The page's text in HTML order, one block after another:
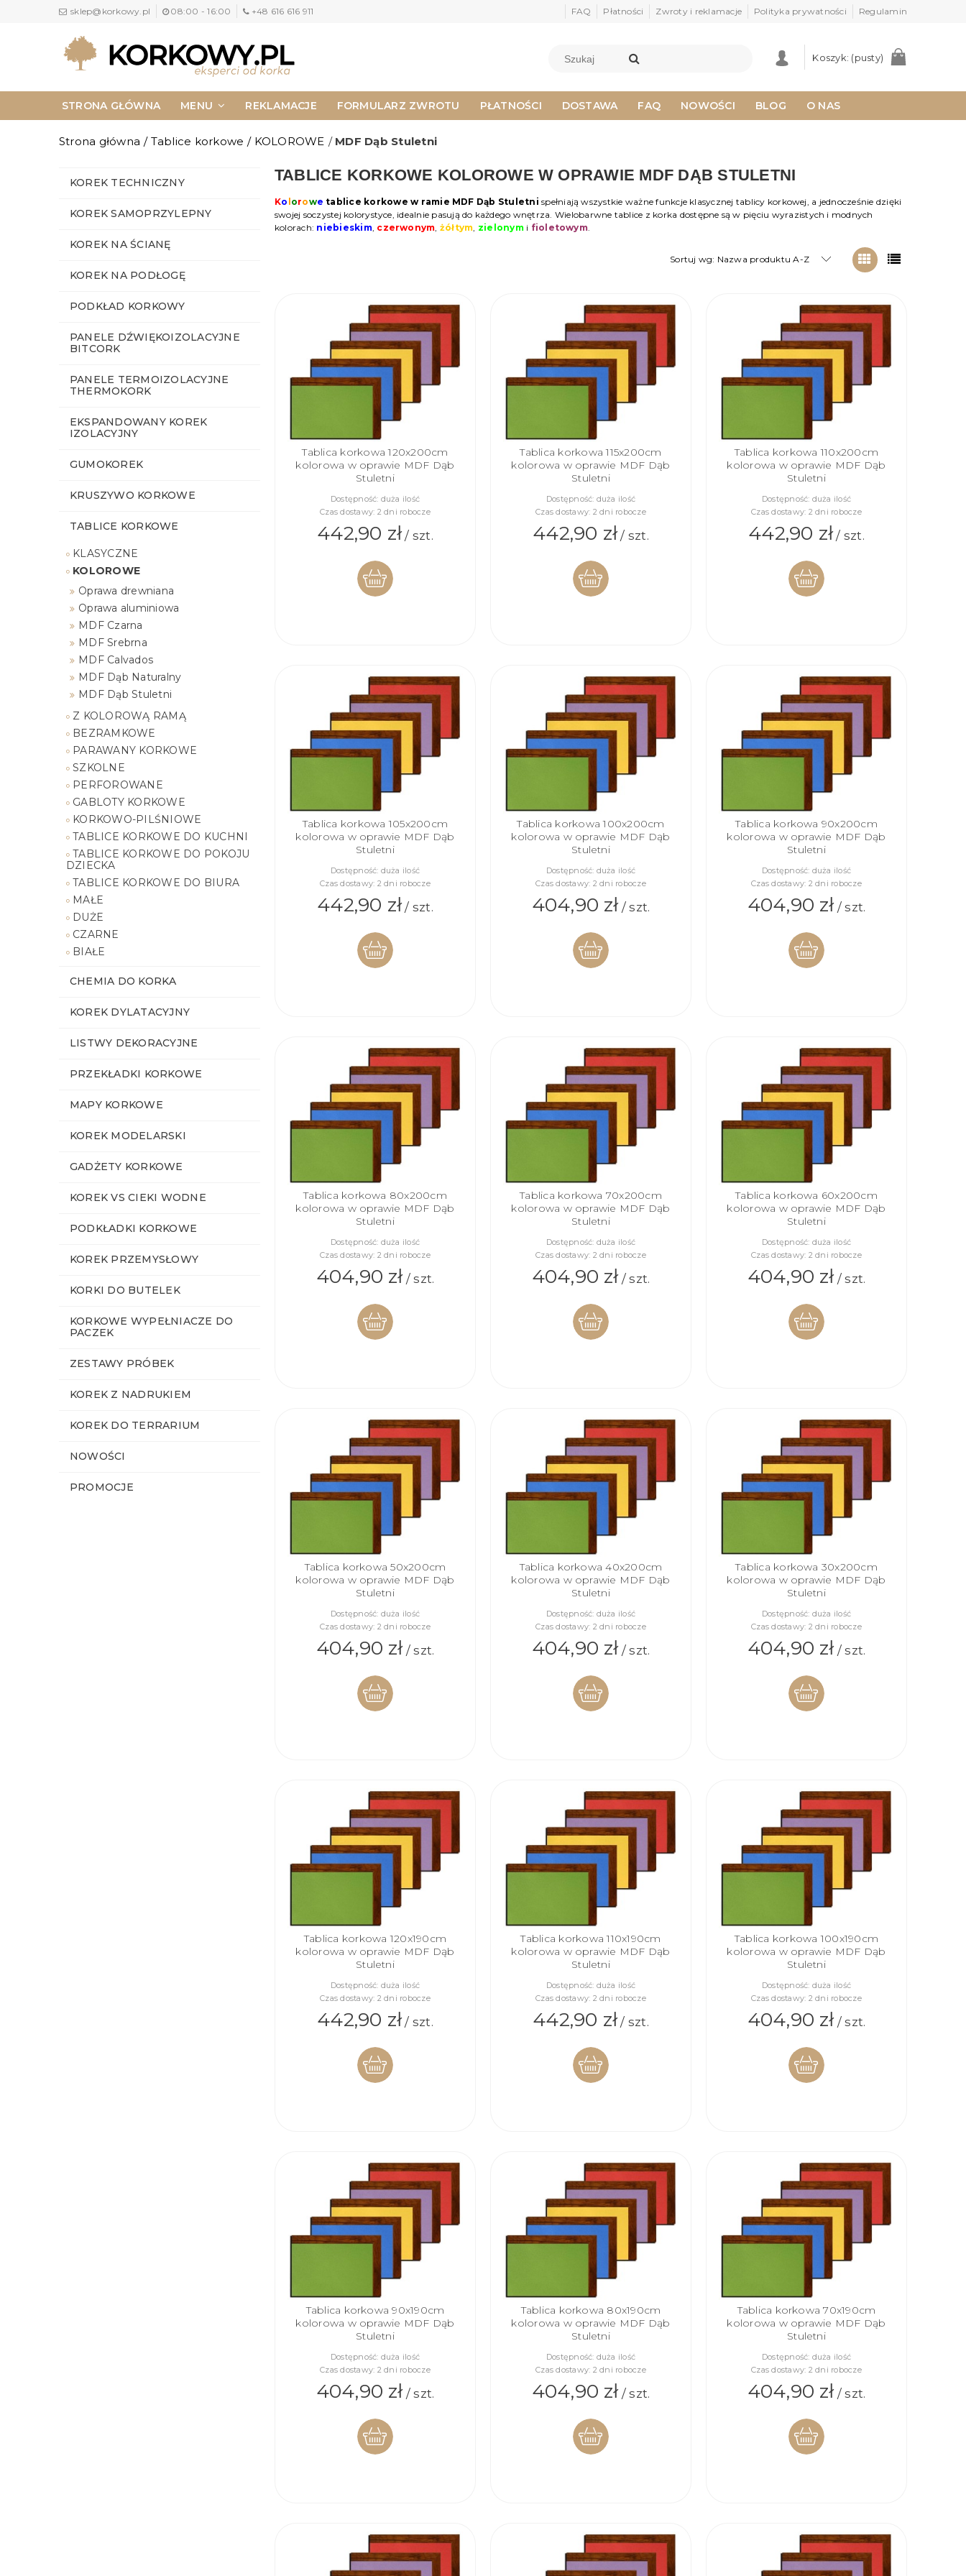
sklep@korkowy.pl 08:00 - 16:00 +48 616 616 911 FAQ Płatności Zwroty i reklamacje Polityka prywatności Regulamin
Koszyk: (pusty)
STRONA GŁÓWNA MENU REKLAMACJE FORMULARZ ZWROTU PŁATNOŚCI DOSTAWA FAQ NOWOŚCI BLOG O NAS
NAPISZ DO NAS KONTAKT
Strona główna / Tablice korkowe / KOLOROWE / MDF Dąb Stuletni
KOREK TECHNICZNY
KOREK SAMOPRZYLEPNY
KOREK NA ŚCIANĘ
KOREK NA PODŁOGĘ
PODKŁAD KORKOWY
PANELE DŹWIĘKOIZOLACYJNE
BITCORK
PANELE TERMOIZOLACYJNE
THERMOKORK
EKSPANDOWANY KOREK
IZOLACYJNY
GUMOKOREK
KRUSZYWO KORKOWE
TABLICE KORKOWE
KLASYCZNE
KOLOROWE
Oprawa drewniana
Oprawa aluminiowa
MDF Czarna
MDF Srebrna
MDF Calvados
MDF Dąb Naturalny
MDF Dąb Stuletni
Z KOLOROWĄ RAMĄ
BEZRAMKOWE
PARAWANY KORKOWE
SZKOLNE
PERFOROWANE
GABLOTY KORKOWE
KORKOWO-PILŚNIOWE
TABLICE KORKOWE DO KUCHNI
TABLICE KORKOWE DO POKOJU
DZIECKA
TABLICE KORKOWE DO BIURA
MAŁE
DUŻE
CZARNE
BIAŁE
CHEMIA DO KORKA
KOREK DYLATACYJNY
LISTWY DEKORACYJNE
PRZEKŁADKI KORKOWE
MAPY KORKOWE
KOREK MODELARSKI
GADŻETY KORKOWE
KOREK VS CIEKI WODNE
PODKŁADKI KORKOWE
KOREK PRZEMYSŁOWY
KORKI DO BUTELEK
KORKOWE WYPEŁNIACZE DO
PACZEK
ZESTAWY PRÓBEK
KOREK Z NADRUKIEM
KOREK DO TERRARIUM
NOWOŚCI
PROMOCJE
TABLICE KORKOWE KOLOROWE W OPRAWIE MDF DĄB STULETNI
Ko lorowe tablice korkowe w ramie MDF Dąb Stuletni spełniają wszystkie ważne funkcje klasycznej tablicy korkowej, a jednocześnie dzięki
swojej soczystej kolorystyce, idealnie pasują do każdego wnętrza. Wielobarwne tablice z korka dostępne są w pięciu wyrazistych i modnych
kolorach: niebieskim, czerwonym żółtym zielonymi fioletowym
Sortuj wg: Nazwa produktu A-Z
Tablica korkowa 120x200cm
kolorowa w oprawie MDF Dąb
Stuletni
Dostępność: duża ilość
Czas dostawy: 2 dni robocze
442,90 zł/ szt.
Tablica korkowa 115x200cm
kolorowa w oprawie MDF Dąb
Stuletni
Dostępność: duża ilość
Czas dostawy: 2 dni robocze
442,90 zł/ szt.
Tablica korkowa 110x200cm
kolorowa w oprawie MDF Dąb
Stuletni
Dostępność: duża ilość
Czas dostawy: 2 dni robocze
442,90 zł/ szt.
Tablica korkowa 105x200cm
kolorowa w oprawie MDF Dąb
Stuletni
Dostępność: duża ilość
Czas dostawy: 2 dni robocze
442,90 zł/ szt.
Tablica korkowa 100x200cm
kolorowa w oprawie MDF Dąb
Stuletni
Dostępność: duża ilość
Czas dostawy: 2 dni robocze
404,90 zł/ szt.
Tablica korkowa 90x200cm
kolorowa w oprawie MDF Dąb
Stuletni
Dostępność: duża ilość
Czas dostawy: 2 dni robocze
404,90 zł/ szt.
Tablica korkowa 80x200cm
kolorowa w oprawie MDF Dąb
Stuletni
Dostępność: duża ilość
Czas dostawy: 2 dni robocze
404,90 zł/ szt.
Tablica korkowa 70x200cm
kolorowa w oprawie MDF Dąb
Stuletni
Dostępność: duża ilość
Czas dostawy: 2 dni robocze
404,90 zł/ szt.
Tablica korkowa 60x200cm
kolorowa w oprawie MDF Dąb
Stuletni
Dostępność: duża ilość
Czas dostawy: 2 dni robocze
404,90 zł/ szt.
Tablica korkowa 50x200cm
kolorowa w oprawie MDF Dąb
Stuletni
Dostępność: duża ilość
Czas dostawy: 2 dni robocze
404,90 zł/ szt.
Tablica korkowa 40x200cm
kolorowa w oprawie MDF Dąb
Stuletni
Dostępność: duża ilość
Czas dostawy: 2 dni robocze
404,90 zł/ szt.
Tablica korkowa 30x200cm
kolorowa w oprawie MDF Dąb
Stuletni
Dostępność: duża ilość
Czas dostawy: 2 dni robocze
404,90 zł/ szt.
Tablica korkowa 120x190cm
kolorowa w oprawie MDF Dąb
Stuletni
Dostępność: duża ilość
Czas dostawy: 2 dni robocze
442,90 zł/ szt.
Tablica korkowa 110x190cm
kolorowa w oprawie MDF Dąb
Stuletni
Dostępność: duża ilość
Czas dostawy: 2 dni robocze
442,90 zł/ szt.
Tablica korkowa 100x190cm
kolorowa w oprawie MDF Dąb
Stuletni
Dostępność: duża ilość
Czas dostawy: 2 dni robocze
404,90 zł/ szt.
Tablica korkowa 90x190cm
kolorowa w oprawie MDF Dąb
Stuletni
Dostępność: duża ilość
Czas dostawy: 2 dni robocze
404,90 zł/ szt.
Tablica korkowa 80x190cm
kolorowa w oprawie MDF Dąb
Stuletni
Dostępność: duża ilość
Czas dostawy: 2 dni robocze
404,90 zł/ szt.
Tablica korkowa 70x190cm
kolorowa w oprawie MDF Dąb
Stuletni
Dostępność: duża ilość
Czas dostawy: 2 dni robocze
404,90 zł/ szt.